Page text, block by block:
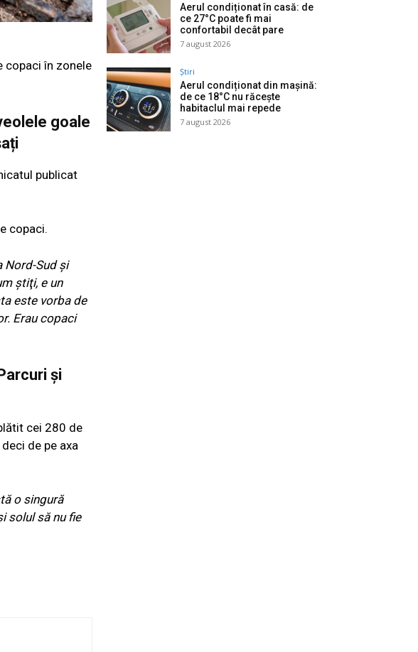
copaci în zonele
goale
publicat
copaci.
Nord-Sud şi
ştiţi, e un
este vorba de
Erau copaci
și
cei 280 de
de pe axa
o singură
solul să nu fie
Aerul condiționat în casă: de
ce 27°C poate fi mai
confortabil decât pare
7 august 2026
Știri
Aerul condiționat din mașină:
de ce 18°C nu răcește
habitaclul mai repede
7 august 2026